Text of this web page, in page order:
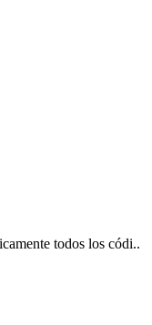
todos los códi..